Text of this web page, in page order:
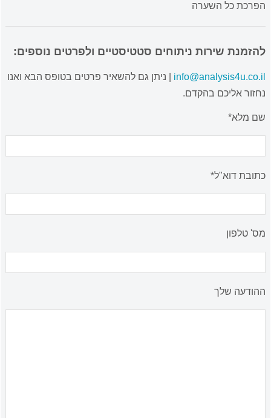
הפרכת כל השערה
להזמנת שירות ניתוחים סטטיסטיים ולפרטים נוספים:
info@analysis4u.co.il | ניתן גם להשאיר פרטים בטופס הבא ואנו
נחזור אליכם בהקדם.
שם מלא*
כתובת דוא"ל*
מס' טלפון
ההודעה שלך